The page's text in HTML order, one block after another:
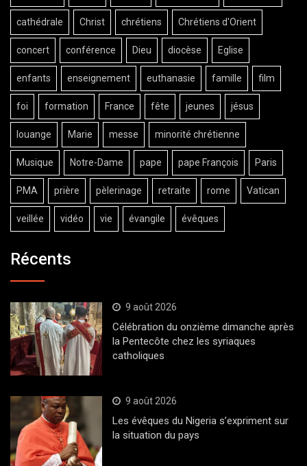
cathédrale Christ chrétiens Chrétiens d'Orient
concert conférence Dieu diocèse Eglise
enfants enseignement euthanasie famille film
foi formation France fête jeunes jésus
louange Marie messe minorité chrétienne
Musique Notre-Dame pape pape François Paris
PMA prière pèlerinage retraite rome Vatican
veillée vidéo vie évangile évêques
Récents
9 août 2026
Célébration du onzième dimanche après
la Pentecôte chez les syriaques
catholiques
9 août 2026
Les évêques du Nigeria s’expriment sur
la situation du pays